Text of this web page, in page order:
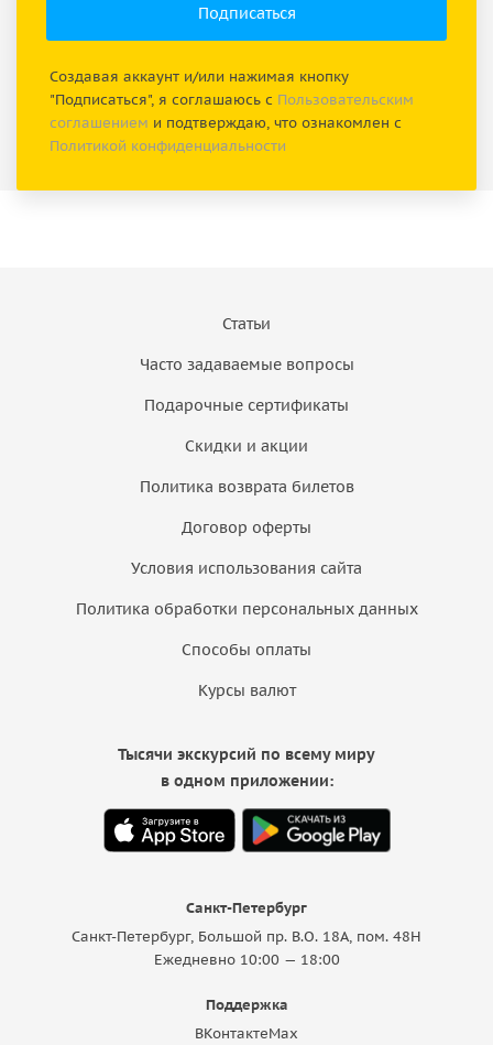
Создавая аккаунт и/или нажимая кнопку
"Подписаться", я соглашаюсь с Пользовательским
соглашением и подтверждаю, что ознакомлен с
Политикой конфиденциальности
Статьи
Часто задаваемые вопросы
Подарочные сертификаты
Скидки и акции
Политика возврата билетов
Договор оферты
Условия использования сайта
Политика обработки персональных данных
Способы оплаты
Курсы валют
Санкт-Петербург
Санкт-Петербург, Большой пр. В.О. 18A, пом. 48Н
Ежедневно 10:00 — 18:00
Поддержка
ВКонтактеMax
Тысячи экскурсий по всему миру
в одном приложении: